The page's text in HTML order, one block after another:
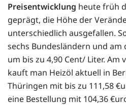
Preisentwicklung heute früh
geprägt, die Höhe der
unterschiedlich ausgefallen.
sechs Bundesländern und am
um bis zu 4,90 Cent/ Liter.
kauft man Heizöl aktuell in
Thüringen mit bis zu 111,58
eine Bestellung mit 104,36